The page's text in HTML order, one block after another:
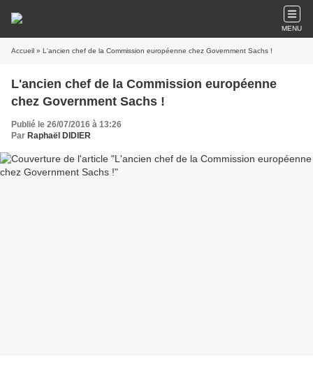
MENU
Accueil » L'ancien chef de la Commission européenne chez Government Sachs !
L'ancien chef de la Commission européenne
chez Government Sachs !
Publié le 26/07/2016 à 13:26
Par Raphaël DIDIER